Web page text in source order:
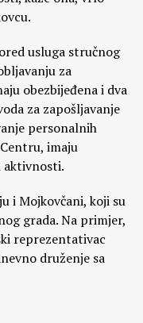
usluga stručnog
za
obezbijeđena i dva
za zapošljavanje
personalnih
imaju
aktivnosti.
i Mojkovčani, koji su
grada. Na primjer,
reprezentativac
druženje sa